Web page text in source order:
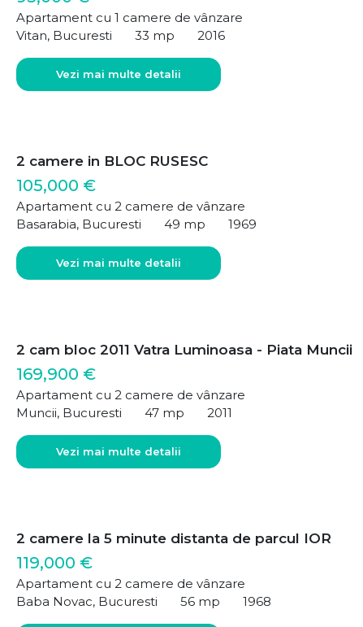
Apartament cu 1 camere de vânzare
Vitan, Bucuresti
33 mp 2016
Vezi mai multe detalii
2 camere in BLOC RUSESC
105,000 €
Apartament cu 2 camere de vânzare
Basarabia, Bucuresti
49 mp 1969
Vezi mai multe detalii
2 cam bloc 2011 Vatra Luminoasa - Piata Muncii
169,900 €
Apartament cu 2 camere de vânzare
Muncii, Bucuresti
47 mp 2011
Vezi mai multe detalii
2 camere la 5 minute distanta de parcul IOR
119,000 €
Apartament cu 2 camere de vânzare
Baba Novac, Bucuresti
56 mp 1968